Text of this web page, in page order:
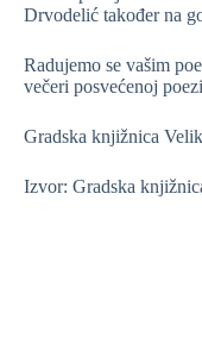
Drvodelić također na
Radujemo se vašim
večeri posvećenoj
Gradska knjižnica
Izvor: Gradska